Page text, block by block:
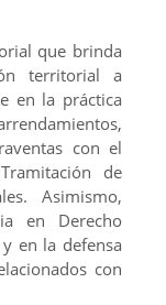
que brinda
territorial a
en la práctica
con el
de
Asimismo,
en Derecho
en la defensa
con